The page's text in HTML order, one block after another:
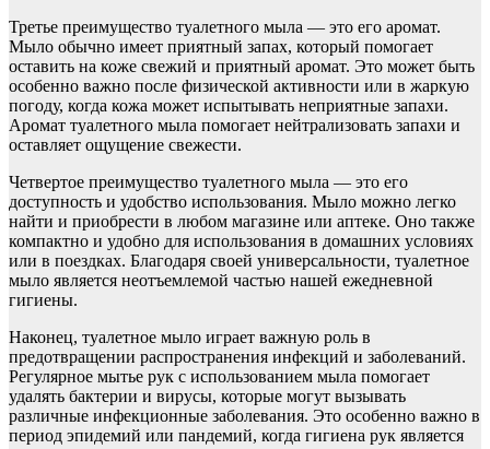
Третье преимущество туалетного мыла — это его аромат.
Мыло обычно имеет приятный запах, который помогает
оставить на коже свежий и приятный аромат. Это может быть
особенно важно после физической активности или в жаркую
погоду, когда кожа может испытывать неприятные запахи.
Аромат туалетного мыла помогает нейтрализовать запахи и
оставляет ощущение свежести.
Четвертое преимущество туалетного мыла — это его
доступность и удобство использования. Мыло можно легко
найти и приобрести в любом магазине или аптеке. Оно также
компактно и удобно для использования в домашних условиях
или в поездках. Благодаря своей универсальности, туалетное
мыло является неотъемлемой частью нашей ежедневной
гигиены.
Наконец, туалетное мыло играет важную роль в
предотвращении распространения инфекций и заболеваний.
Регулярное мытье рук с использованием мыла помогает
удалять бактерии и вирусы, которые могут вызывать
различные инфекционные заболевания. Это особенно важно в
период эпидемий или пандемий, когда гигиена рук является